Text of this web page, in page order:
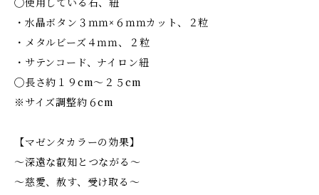
◯使用している石、紐
・水晶ボタン３ｍｍ×６ｍｍカット、２粒
・メタルビーズ４ｍｍ、２粒
・サテンコード、ナイロン紐
◯長さ約１９cm～２５cm
※サイズ調整約６cm
【マゼンタカラーの効果】
～深遠な叡知とつながる～
～慈愛、赦す、受け取る～